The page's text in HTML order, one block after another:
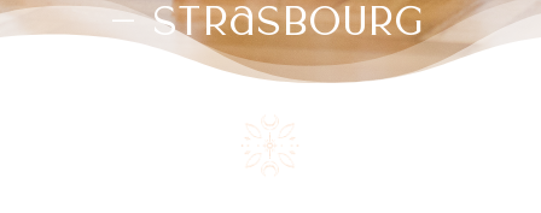
– Strasbourg